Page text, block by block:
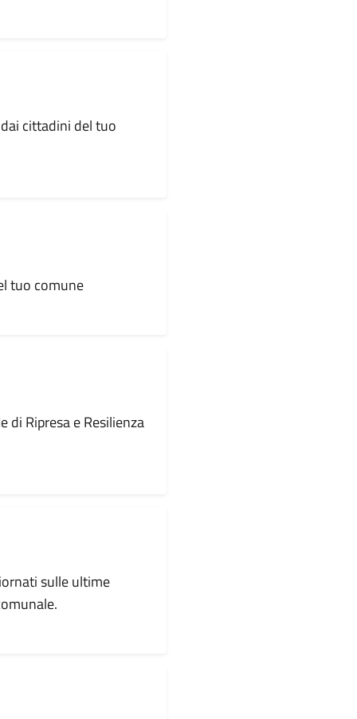
cittadini del tuo
tuo comune
Ripresa e Resilienza
sulle ultime